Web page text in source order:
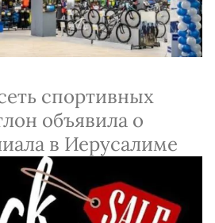
спортивных
объявила о
в Иерусалиме